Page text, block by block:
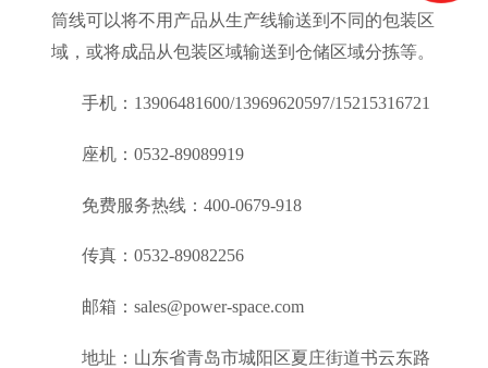
筒线可以将不用产品从生产线输送到不同的包装区
域，或将成品从包装区域输送到仓储区域分拣等。
手机： 13906481600/13969620597/15215316721
座机： 0532-89089919
免费服务热线： 400-0679-918
传真： 0532-89082256
邮箱： sales@power-space.com
地址：山东省青岛市城阳区夏庄街道书云东路